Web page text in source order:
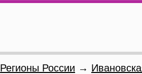
Регионы России →